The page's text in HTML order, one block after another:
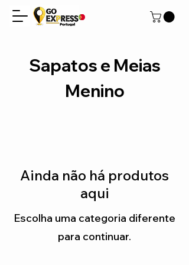
Sapatos e Meias
Menino
Ainda não há produtos
aqui
Escolha uma categoria diferente
para continuar.